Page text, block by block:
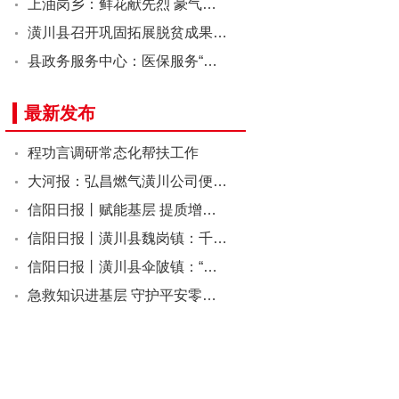
上油岗乡：鲜花献先烈 豪气…
潢川县召开巩固拓展脱贫成果…
县政务服务中心：医保服务“…
最新发布
程功言调研常态化帮扶工作
大河报：弘昌燃气潢川公司便…
信阳日报丨赋能基层 提质增…
信阳日报丨潢川县魏岗镇：千…
信阳日报丨潢川县伞陂镇：“…
急救知识进基层 守护平安零…